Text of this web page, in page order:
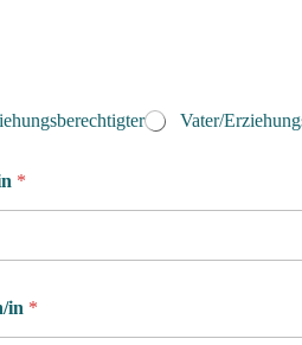
Vater/
*
in *